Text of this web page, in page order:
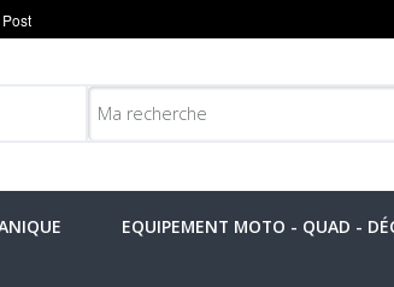
EQUIPEMENT MOTO - QUAD -